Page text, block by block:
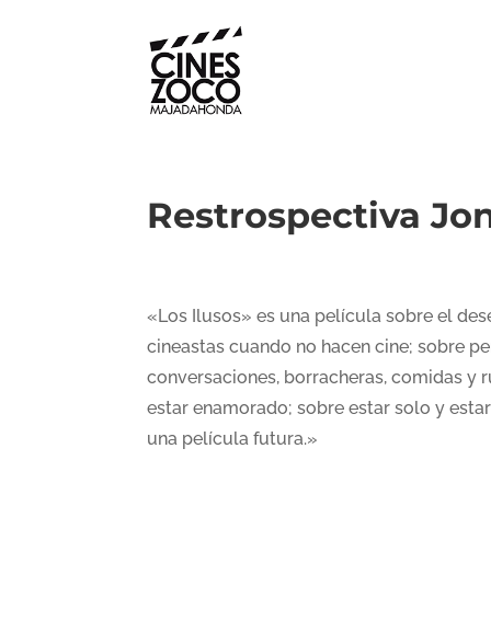
Restrospectiva
«Los Ilusos» es una película sobre el
cineastas cuando no hacen cine; sobre
conversaciones, borracheras, comidas y
estar enamorado; sobre estar solo y
una película futura.»